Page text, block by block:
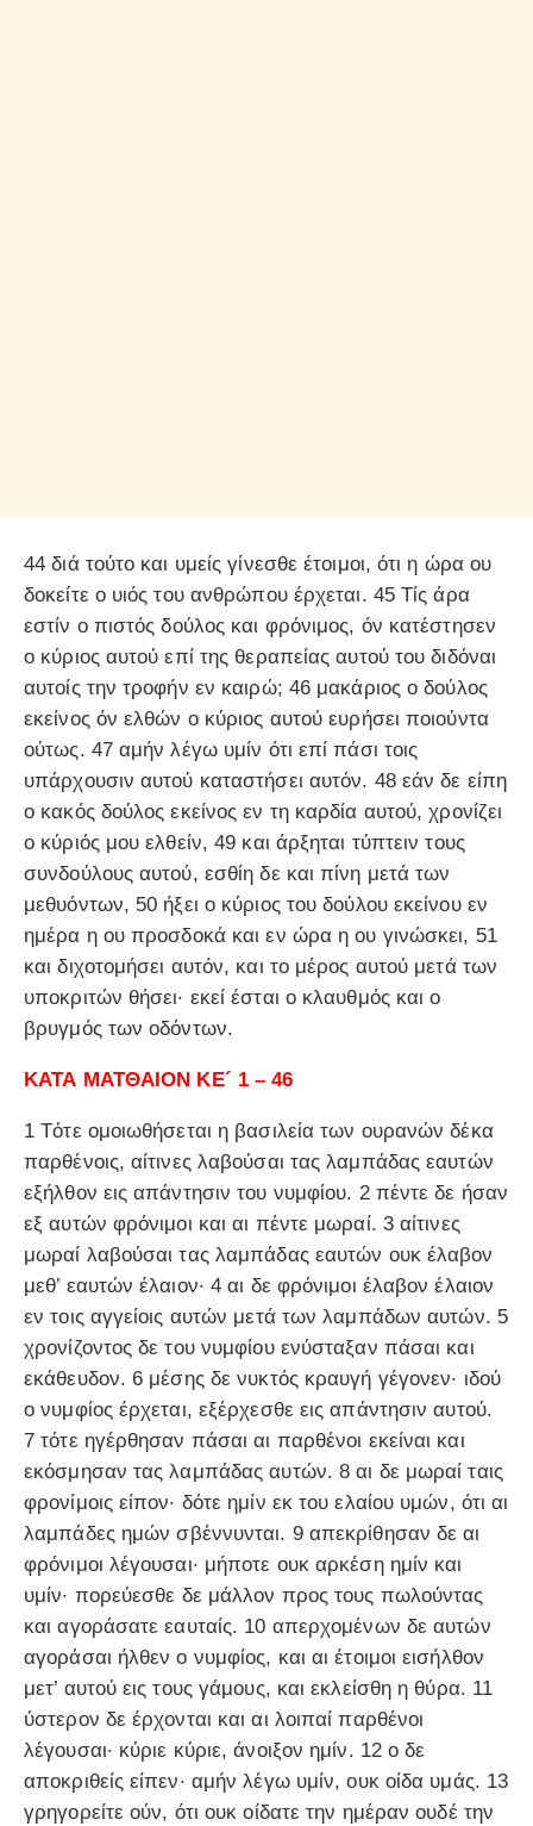
44 διά τούτο και υμείς γίνεσθε έτοιμοι, ότι η ώρα ου
δοκείτε ο υιός του ανθρώπου έρχεται. 45 Τίς άρα
εστίν ο πιστός δούλος και φρόνιμος, όν κατέστησεν
ο κύριος αυτού επί της θεραπείας αυτού του διδόναι
αυτοίς την τροφήν εν καιρώ; 46 μακάριος ο δούλος
εκείνος όν ελθών ο κύριος αυτού ευρήσει ποιούντα
ούτως. 47 αμήν λέγω υμίν ότι επί πάσι τοις
υπάρχουσιν αυτού καταστήσει αυτόν. 48 εάν δε είπη
ο κακός δούλος εκείνος εν τη καρδία αυτού, χρονίζει
ο κύριός μου ελθείν, 49 και άρξηται τύπτειν τους
συνδούλους αυτού, εσθίη δε και πίνη μετά των
μεθυόντων, 50 ήξει ο κύριος του δούλου εκείνου εν
ημέρα η ου προσδοκά και εν ώρα η ου γινώσκει, 51
και διχοτομήσει αυτόν, και το μέρος αυτού μετά των
υποκριτών θήσει· εκεί έσται ο κλαυθμός και ο
βρυγμός των οδόντων.
ΚΑΤΑ ΜΑΤΘΑΙΟΝ ΚΕ´ 1 – 46
1 Τότε ομοιωθήσεται η βασιλεία των ουρανών δέκα
παρθένοις, αίτινες λαβούσαι τας λαμπάδας εαυτών
εξήλθον εις απάντησιν του νυμφίου. 2 πέντε δε ήσαν
εξ αυτών φρόνιμοι και αι πέντε μωραί. 3 αίτινες
μωραί λαβούσαι τας λαμπάδας εαυτών ουκ έλαβον
μεθ’ εαυτών έλαιον· 4 αι δε φρόνιμοι έλαβον έλαιον
εν τοις αγγείοις αυτών μετά των λαμπάδων αυτών. 5
χρονίζοντος δε του νυμφίου ενύσταξαν πάσαι και
εκάθευδον. 6 μέσης δε νυκτός κραυγή γέγονεν· ιδού
ο νυμφίος έρχεται, εξέρχεσθε εις απάντησιν αυτού.
7 τότε ηγέρθησαν πάσαι αι παρθένοι εκείναι και
εκόσμησαν τας λαμπάδας αυτών. 8 αι δε μωραί ταις
φρονίμοις είπον· δότε ημίν εκ του ελαίου υμών, ότι αι
λαμπάδες ημών σβέννυνται. 9 απεκρίθησαν δε αι
φρόνιμοι λέγουσαι· μήποτε ουκ αρκέση ημίν και
υμίν· πορεύεσθε δε μάλλον προς τους πωλούντας
και αγοράσατε εαυταίς. 10 απερχομένων δε αυτών
αγοράσαι ήλθεν ο νυμφίος, και αι έτοιμοι εισήλθον
μετ’ αυτού εις τους γάμους, και εκλείσθη η θύρα. 11
ύστερον δε έρχονται και αι λοιπαί παρθένοι
λέγουσαι· κύριε κύριε, άνοιξον ημίν. 12 ο δε
αποκριθείς είπεν· αμήν λέγω υμίν, ουκ οίδα υμάς. 13
γρηγορείτε ούν, ότι ουκ οίδατε την ημέραν ουδέ την